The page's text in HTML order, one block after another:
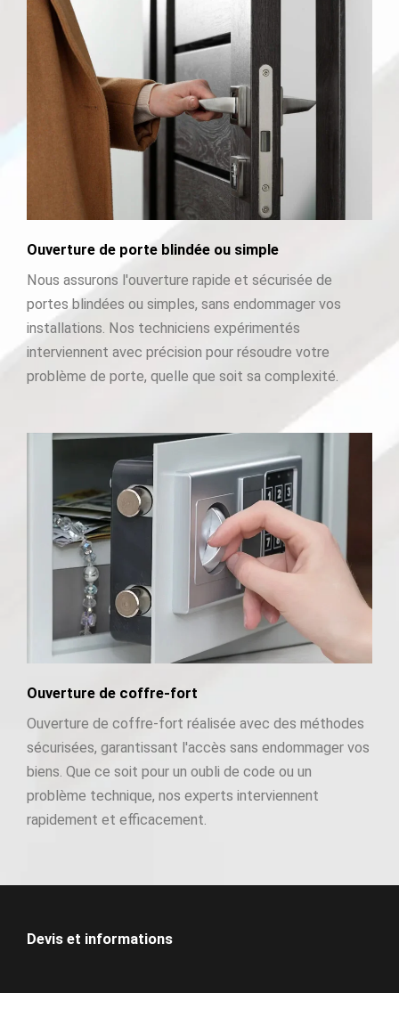
Ouverture de porte blindée ou simple
Nous assurons l'ouverture rapide et sécurisée de
portes blindées ou simples, sans endommager vos
installations. Nos techniciens expérimentés
interviennent avec précision pour résoudre votre
problème de porte, quelle que soit sa complexité.
Ouverture de coffre-fort
Ouverture de coffre-fort réalisée avec des méthodes
sécurisées, garantissant l'accès sans endommager vos
biens. Que ce soit pour un oubli de code ou un
problème technique, nos experts interviennent
rapidement et efficacement.
Devis et informations